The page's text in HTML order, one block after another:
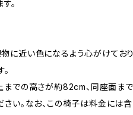
。
に近い色になるよう心がけており
までの高さが約82cm、同座面まで
い。なお、この椅子は料金には含